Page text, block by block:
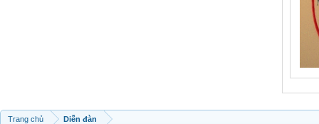
Trang chủ Diễn đàn